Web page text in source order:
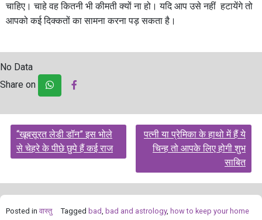
चाहिए। चाहे वह कितनी भी कीमती क्यों ना हो। यदि आप उसे नहीं हटायेंगे तो
आपको कई दिक्कतों का सामना करना पड़ सकता है।
No Data
Share on
Post
navigation
“खूबसूरत लेडी डॉन” इस भोले
से चेहरे के पीछे छुपे हैं कई राज
पत्नी या प्रेमिका के हाथो में हैं ये
चिन्ह तो आपके लिए होगी शुभ
साबित
Posted in वास्तु Tagged bad, bad and astrology, how to keep your home